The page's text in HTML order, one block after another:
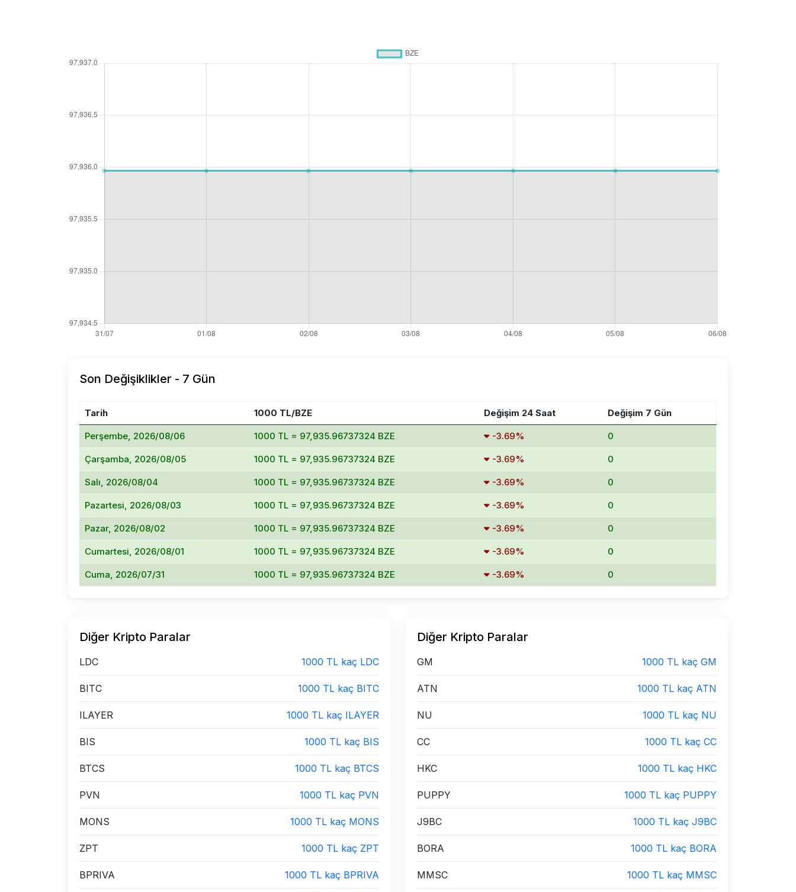
Son Değişiklikler - 7 Gün
Tarih 1000 TL/BZE Değişim 24 Saat Değişim 7 Gün
Perşembe, 2026/08/06 1000 TL = 97,935.96737324 BZE -3.69% 0
Çarşamba, 2026/08/05 1000 TL = 97,935.96737324 BZE -3.69% 0
Salı, 2026/08/04 1000 TL = 97,935.96737324 BZE -3.69% 0
Pazartesi, 2026/08/03 1000 TL = 97,935.96737324 BZE -3.69% 0
Pazar, 2026/08/02 1000 TL = 97,935.96737324 BZE -3.69% 0
Cumartesi, 2026/08/01 1000 TL = 97,935.96737324 BZE -3.69% 0
Cuma, 2026/07/31 1000 TL = 97,935.96737324 BZE -3.69% 0
Diğer Kripto Paralar
LDC 1000 TL kaç LDC
BITC 1000 TL kaç BITC
ILAYER 1000 TL kaç ILAYER
BIS 1000 TL kaç BIS
BTCS 1000 TL kaç BTCS
PVN 1000 TL kaç PVN
MONS 1000 TL kaç MONS
ZPT 1000 TL kaç ZPT
BPRIVA 1000 TL kaç BPRIVA
Diğer Kripto Paralar
GM 1000 TL kaç GM
ATN 1000 TL kaç ATN
NU 1000 TL kaç NU
CC 1000 TL kaç CC
HKC 1000 TL kaç HKC
PUPPY 1000 TL kaç PUPPY
J9BC 1000 TL kaç J9BC
BORA 1000 TL kaç BORA
MMSC 1000 TL kaç MMSC